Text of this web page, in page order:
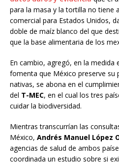
para la masa y la tortilla no tiene
comercial para Estados Unidos,
doble de maíz blanco del que
que la base alimentaria de los
En cambio, agregó, en la medida
fomenta que México preserve su
nativas, se abona en el
del T-MEC, en el cual los tres
cuidar la biodiversidad.
Mientras transcurrían las
México, Andrés Manuel López
agencias de salud de ambos
coordinada un estudio sobre si